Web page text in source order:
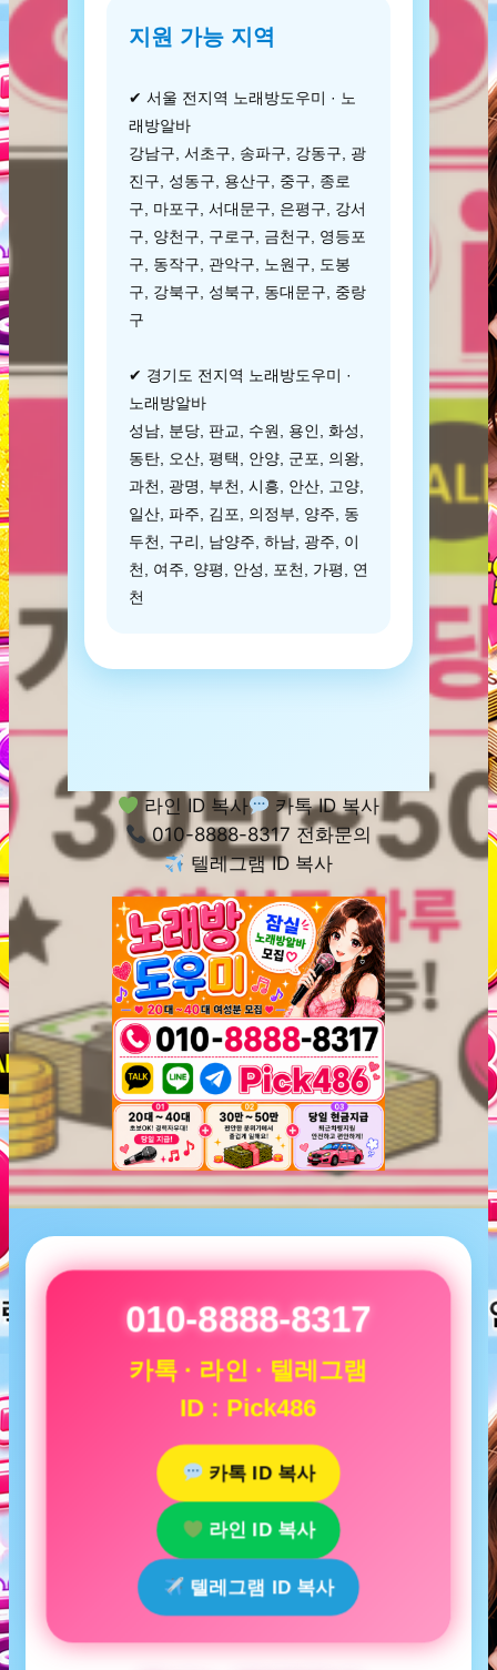
지원 가능 지역
✔ 서울 전지역 노래방도우미 · 노
래방알바
강남구, 서초구, 송파구, 강동구, 광
진구, 성동구, 용산구, 중구, 종로
구, 마포구, 서대문구, 은평구, 강서
구, 양천구, 구로구, 금천구, 영등포
구, 동작구, 관악구, 노원구, 도봉
구, 강북구, 성북구, 동대문구, 중랑
구
✔ 경기도 전지역 노래방도우미 ·
노래방알바
성남, 분당, 판교, 수원, 용인, 화성,
동탄, 오산, 평택, 안양, 군포, 의왕,
과천, 광명, 부천, 시흥, 안산, 고양,
일산, 파주, 김포, 의정부, 양주, 동
두천, 구리, 남양주, 하남, 광주, 이
천, 여주, 양평, 안성, 포천, 가평, 연
천
라인 ID 복사
카톡 ID 복사
010-8888-8317 전화문의
텔레그램 ID 복사
010-8888-8317
카톡 · 라인 · 텔레그램
ID : Pick486
카톡 ID 복사
라인 ID 복사
텔레그램 ID 복사